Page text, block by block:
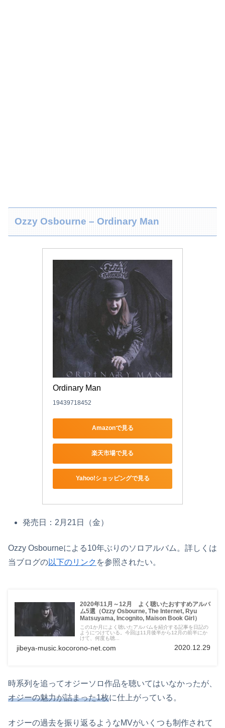
Ozzy Osbourne – Ordinary Man
Ordinary Man
19439718452
Amazonで見る
楽天市場で見る
Yahoo!ショッピングで見る
発売日：2月21日（金）
Ozzy Osbourneによる10年ぶりのソロアルバム。詳しくは
当ブログの以下のリンク を参照されたい。
2020年11月～12月 よく聴いたおすすめアルバ
ム5選（Ozzy Osbourne, The Internet, Ryu
Matsuyama, Incognito, Maison Book Girl）
この1か月によく聴いたアルバムを紹介する記事を日記の
ようにつけている。今回は11月後半から12月の前半にか
けて、何度も聴...
jibeya-music.kocorono-net.com 2020.12.29
時系列を追ってオジーソロ作品を聴いてはいなかったが、
オジーの魅力が詰まった1枚に仕上がっている。
オジーの過去を振り返るようなMVがいくつも制作されて